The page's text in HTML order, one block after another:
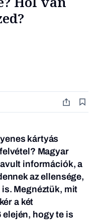
kártyás
Magyar
információk, a
az ellensége,
Megnéztük, mit
a két
elején, hogy te is